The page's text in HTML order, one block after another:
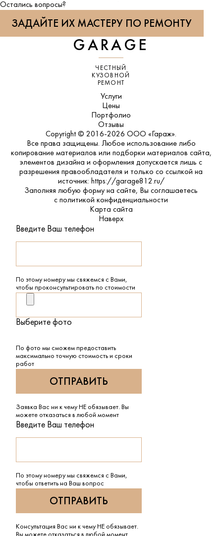
Остались вопросы?
ЗАДАЙТЕ ИХ МАСТЕРУ ПО РЕМОНТУ
GARAGE
ЧЕСТНЫЙ
КУЗОВНОЙ
РЕМОНТ
Услуги
Цены
Портфолио
Отзывы
Copyright © 2016-2026 ООО «Гараж».
Все права защищены. Любое использование либо
копирование материалов или подборки материалов сайта,
элементов дизайна и оформления допускается лишь с
разрешения правообладателя и только со ссылкой на
источник: https://garage812.ru/
Заполняя любую форму на сайте, Вы соглашаетесь
с политикой конфиденциальности
Карта сайта
Наверх
Введите Ваш телефон
По этому номеру мы свяжемся с Вами,
чтобы проконсультировать по стоимости
Выберите фото
По фото мы сможем предоставить
максимально точную стоимость и сроки
работ
Заявка Вас ни к чему НЕ обязывает. Вы
можете отказаться в любой момент
Введите Ваш телефон
По этому номеру мы свяжемся с Вами,
чтобы ответить на Ваш вопрос
Консультация Вас ни к чему НЕ обязывает.